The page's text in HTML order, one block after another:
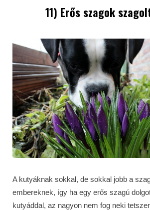
11) Erős szagok
A kutyáknak sokkal, de sokkal jobb a
embereknek, így ha egy erős szagú
kutyáddal, az nagyon nem fog neki